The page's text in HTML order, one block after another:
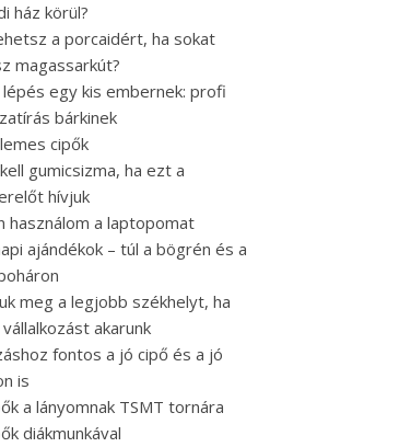
ház körül?
a porcaidért, ha sokat
magassarkút?
lépés egy kis embernek: profi
bárkinek
cipők
gumicsizma, ha ezt a
hívjuk
használom a laptopomat
ajándékok – túl a bögrén és a
meg a legjobb székhelyt, ha
akarunk
fontos a jó cipő és a jó
is
a lányomnak TSMT tornára
diákmunkával